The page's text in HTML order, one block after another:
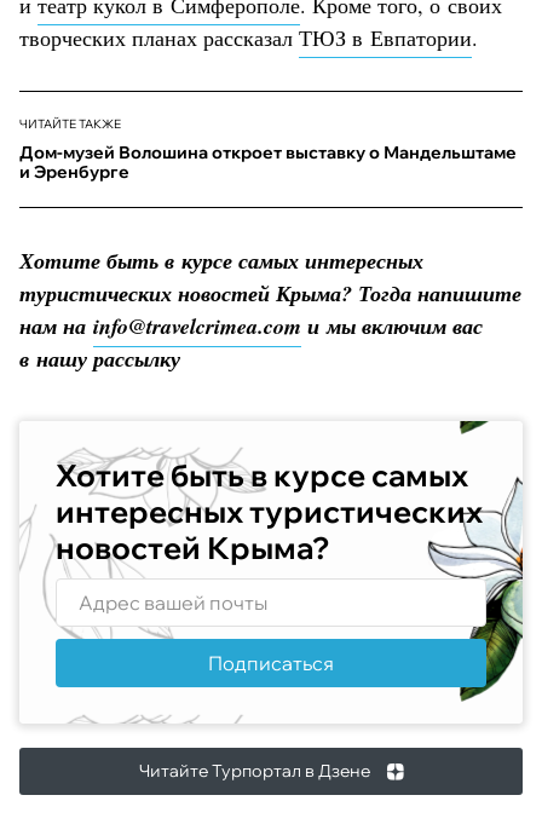
творческих планах рассказал ТЮЗ в Евпатории.
ЧИТАЙТЕ ТАКЖЕ
Дом-музей Волошина откроет выставку о Мандельштаме
и Эренбурге
Хотите быть в курсе самых интересных
туристических новостей Крыма? Тогда напишите
нам на info@travelcrimea.com и мы включим вас
в нашу рассылку
Хотите быть в курсе самых
интересных туристических
новостей Крыма?
Подписаться
Читайте Турпортал в Дзене